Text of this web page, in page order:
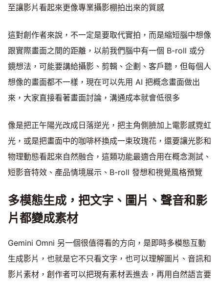
至讓影片看起來更像專業攝影棚拍出來的質感
這對創作者來說，不一定是要取代實拍，而是縮短腦中想像
跟實際畫面之間的距離，以前我們腦中有一個 B-roll 或分
鏡想法，可能要講給攝影、剪輯、企劃、客戶聽，但每個人
想像的畫面都不一樣，現在可以先用 AI 把概念畫面做出
來，大家直接看著畫面討論，溝通成本就會低很多
像是把正午陽光改成日落逆光，把主角側臉加上電影感霓虹
光，或是把畫面中的咖啡杯換成一束玫瑰花，還要讓光影和
物理動態看起來自然融合，這類功能最適合用在概念測試、
短影音特效、產品情境展示、B-roll 發想和視覺風格預覽
多模態生成，把文字、圖片、聲音和影
片都變成素材
Gemini Omni 另一個很值得看的方向，是即時多模態互動
生成影片，也就是它不只看文字，也可以理解圖片、音訊和
影片素材，創作者可以把現有素材丟進去，再用自然語言要